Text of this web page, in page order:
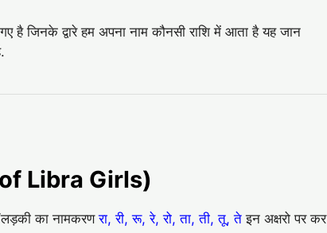
गए है जिनके द्वारे हम अपना नाम कौनसी राशि में आता है यह जान
of Libra Girls)
लड़की का नामकरणरा, री, रू, रे, रो, ता, ती, तू, ते इन अक्षरो पर कर